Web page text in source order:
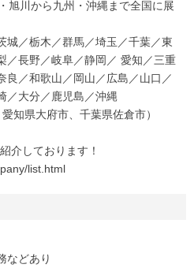
旭川から九州・沖縄まで全国に展
城／栃木／群馬／埼玉／千葉／東
／長野／岐阜／静岡／ 愛知／三重
良／和歌山／岡山／広島／山口／
／大分／鹿児島／沖縄
知県大府市、千葉県佐倉市）
介しております！
list.html
などあり